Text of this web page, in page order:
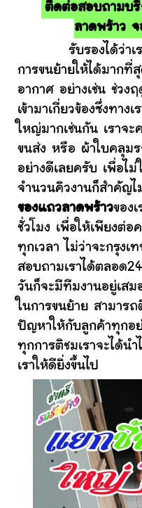
ติดต่อสอบถามบริ
ลาดพร้าว จ
รับรองได้ว่าเราจ
การขนย้ายให้ได้มาก
อากาศ อย่างเช่น ช่วง
เข้ามาเกี่ยวข้องซึ่งทาง
ใหญ่มากเช่นกัน เราจ
ขนส่ง หรือ ผ้าใบคลุม
อย่างดีเลยครับ เพื่อไม่
จำนวนคิวงานก็สำคัญ
ของแถวลาดพร้าวของ
ชั่วโมง เพื่อให้เพียงต่
ทุกเวลา ไม่ว่าจะกรุง
สอบถามเราได้ตลอด
วันก็จะมีทีมงานอยู่เส
ในการขนย้าย สามารถ
ปัญหาให้กับลูกค้าทุกอ
ทุกการติชมเราจะได้น
เราให้ดียิ่งขึ้นไป